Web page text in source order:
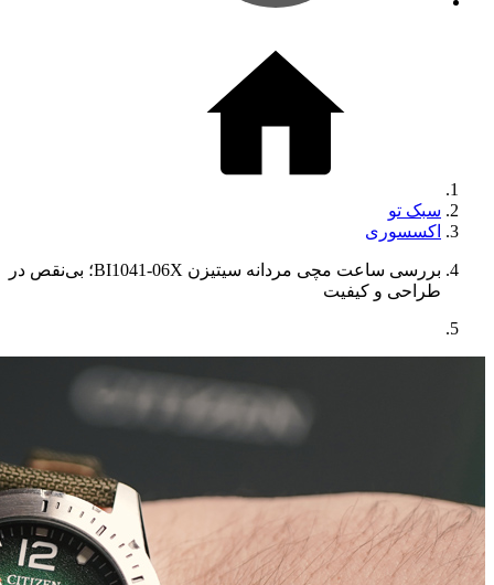
سبک تو
اکسسوری
بررسی ساعت مچی مردانه سیتیزن BI1041-06X؛ بی‌نقص در
طراحی و کیفیت